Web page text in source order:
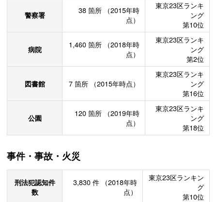
警察署 38 箇所
（2015年時
点）
東京23区ランキ
ング
第10位
病院 1,460 箇所
（2018年時
点）
東京23区ランキ
ング
第2位
図書館 7 箇所 （2015年時点）
東京23区ランキ
ング
第16位
公園 120 箇所
（2019年時
点）
東京23区ランキ
ング
第18位
事件・事故・火災
刑法犯認知件
数
3,830 件
（2018年時
点）
東京23区ランキン
グ
第10位